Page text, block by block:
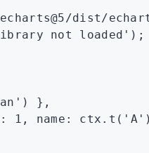
dist/
not loaded' );
) } ,
: 1 , name : ctx .t ( 'A'